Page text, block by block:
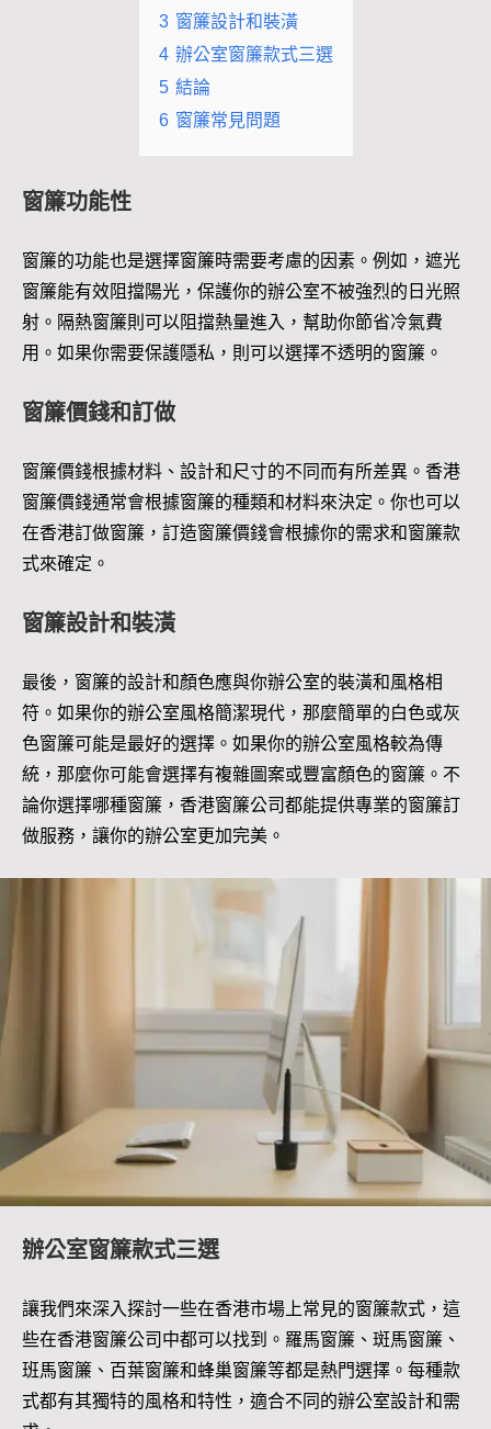
3 窗簾設計和裝潢
4 辦公室窗簾款式三選
5 結論
6 窗簾常見問題
窗簾功能性
窗簾的功能也是選擇窗簾時需要考慮的因素。例如，遮光
窗簾能有效阻擋陽光，保護你的辦公室不被強烈的日光照
射。隔熱窗簾則可以阻擋熱量進入，幫助你節省冷氣費
用。如果你需要保護隱私，則可以選擇不透明的窗簾。
窗簾價錢和訂做
窗簾價錢根據材料、設計和尺寸的不同而有所差異。香港
窗簾價錢通常會根據窗簾的種類和材料來決定。你也可以
在香港訂做窗簾，訂造窗簾價錢會根據你的需求和窗簾款
式來確定。
窗簾設計和裝潢
最後，窗簾的設計和顏色應與你辦公室的裝潢和風格相
符。如果你的辦公室風格簡潔現代，那麼簡單的白色或灰
色窗簾可能是最好的選擇。如果你的辦公室風格較為傳
統，那麼你可能會選擇有複雜圖案或豐富顏色的窗簾。不
論你選擇哪種窗簾，香港窗簾公司都能提供專業的窗簾訂
做服務，讓你的辦公室更加完美。
辦公室窗簾款式三選
讓我們來深入探討一些在香港市場上常見的窗簾款式，這
些在香港窗簾公司中都可以找到。羅馬窗簾、斑馬窗簾、
班馬窗簾、百葉窗簾和蜂巢窗簾等都是熱門選擇。每種款
式都有其獨特的風格和特性，適合不同的辦公室設計和需